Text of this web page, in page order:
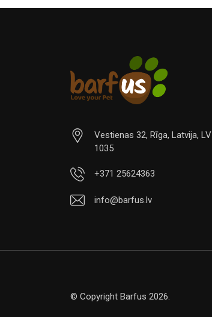
Vestienas 32, Rīga, Latvija, LV
1035
+371 25624363
info@barfus.lv
© Copyright Barfus 2026.